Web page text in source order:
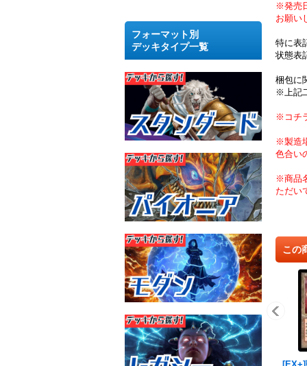
フォーマット別
デッキタイプ一覧
※発売
お願い
特に表
状態表
梱包に
※上記
※コチ
※製造
色合い
※商品
ただい
この